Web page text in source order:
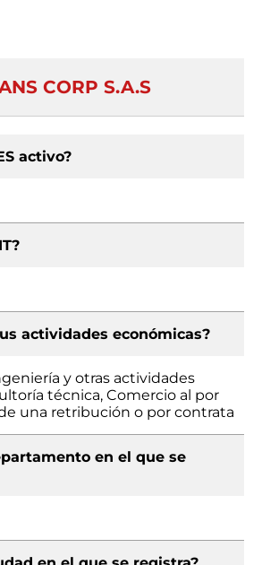
CORP S.A.S
activo?
actividades económicas?
y otras actividades
técnica, Comercio al por
una retribución o por contrata
en el que se